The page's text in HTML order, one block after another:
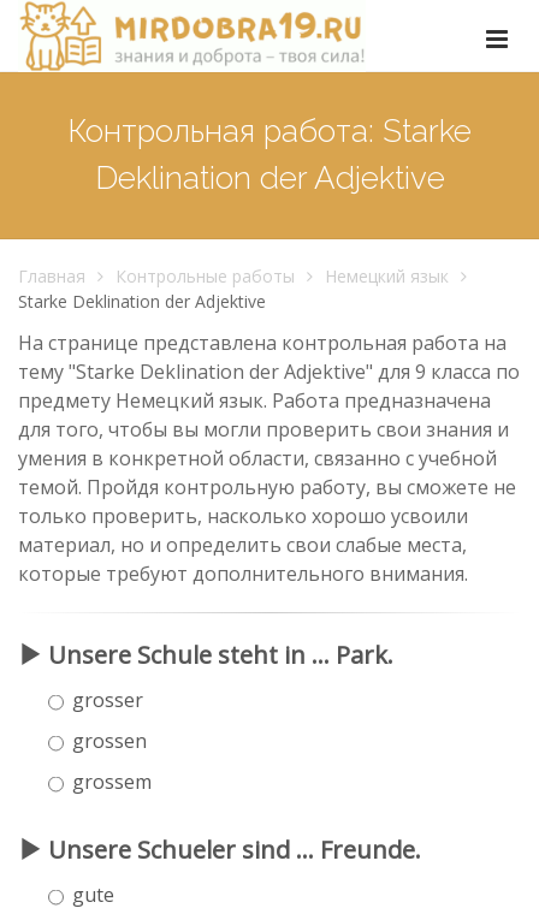
Контрольная работа: Starke
Deklination der Adjektive
Главная Контрольные работы
Немецкий язык
Starke Deklination der Adjektive
На странице представлена контрольная работа на
тему "Starke Deklination der Adjektive" для 9 класса по
предмету Немецкий язык. Работа предназначена
для того, чтобы вы могли проверить свои знания и
умения в конкретной области, связанно с учебной
темой. Пройдя контрольную работу, вы сможете не
только проверить, насколько хорошо усвоили
материал, но и определить свои слабые места,
которые требуют дополнительного внимания.
Unsere Schule steht in ... Park.
grosser
grossen
grossem
Unsere Schueler sind ... Freunde.
gute